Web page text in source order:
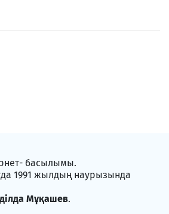
басылымы.
1991 жылдың наурызында
Мұқашев.